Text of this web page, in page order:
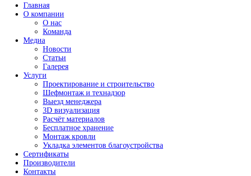
Главная
О компании
О нас
Команда
Медиа
Новости
Статьи
Галерея
Услуги
Проектирование и строительство
Шефмонтаж и технадзор
Выезд менеджера
3D визуализация
Расчёт материалов
Бесплатное хранение
Монтаж кровли
Укладка элементов благоустройства
Сертификаты
Производители
Контакты